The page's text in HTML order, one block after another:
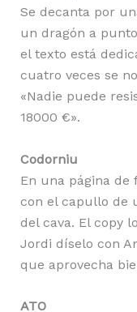
Se decanta por
un dragón a
el texto está
cuatro veces se
«Nadie puede
18000 €».
Codorniu
En una página de
con el capullo de
del cava. El copy
Jordi díselo con
que aprovecha
ATO